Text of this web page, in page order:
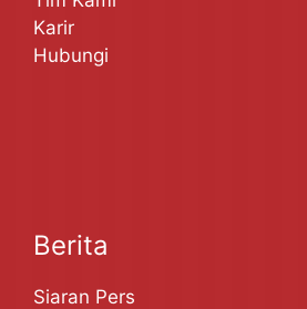
Karir
Hubungi
Berita
Siaran Pers